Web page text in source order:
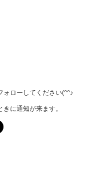
ォローしてください(^^♪
に通知が来ます。